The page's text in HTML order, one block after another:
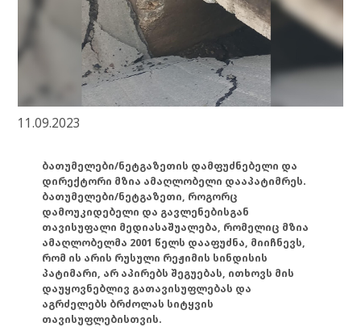
11.09.2023
ბათუმელები/ნეტგაზეთის დამფუძნებელი და
დირექტორი მზია ამაღლობელი დააპატიმრეს.
ბათუმელები/ნეტგაზეთი, როგორც
დამოუკიდებელი და გავლენებისგან
თავისუფალი მედიასაშუალება, რომელიც მზია
ამაღლობელმა 2001 წელს დააფუძნა, მიიჩნევს,
რომ ის არის რუსული რეჟიმის სინდისის
პატიმარი, არ აპირებს შეგუებას, ითხოვს მის
დაუყოვნებლივ გათავისუფლებას და
აგრძელებს ბრძოლას სიტყვის
თავისუფლებისთვის.